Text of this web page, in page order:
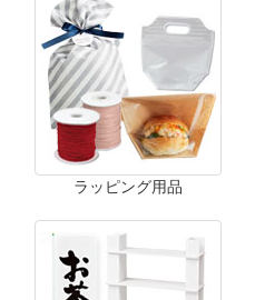
ラッピング用品